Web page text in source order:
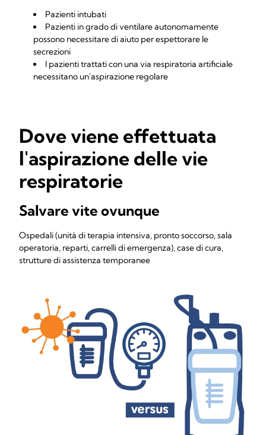
Pazienti intubati
Pazienti in grado di ventilare autonomamente
possono necessitare di aiuto per espettorare le
secrezioni
I pazienti trattati con una via respiratoria artificiale
necessitano un'aspirazione regolare
Dove viene effettuata
l'aspirazione delle vie
respiratorie
Salvare vite ovunque
Ospedali (unità di terapia intensiva, pronto soccorso, sala
operatoria, reparti, carrelli di emergenza), case di cura,
strutture di assistenza temporanee